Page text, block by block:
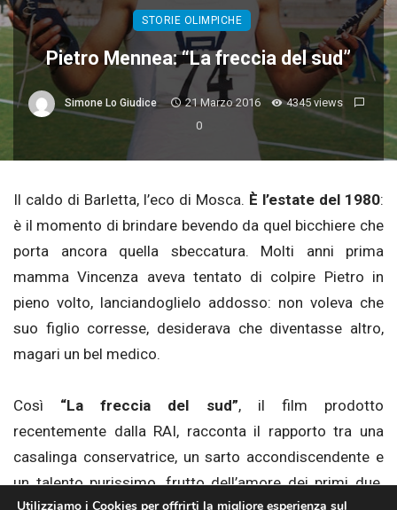
STORIE OLIMPICHE
Pietro Mennea: “La freccia del sud”
Simone Lo Giudice 21 Marzo 2016
4345 views
0
Il caldo di Barletta, l’eco di Mosca. È l’estate del 1980:
è il momento di brindare bevendo da quel bicchiere che
porta ancora quella sbeccatura. Molti anni prima
mamma Vincenza aveva tentato di colpire Pietro in
pieno volto, lanciandoglielo addosso: non voleva che
suo figlio corresse, desiderava che diventasse altro,
magari un bel medico.
Così “La freccia del sud”, il film prodotto
recentemente dalla RAI, racconta il rapporto tra una
casalinga conservatrice, un sarto accondiscendente e
un talento purissimo, frutto dell’amore dei primi due.
Utilizziamo i Cookies per offrirti la migliore esperienza sul